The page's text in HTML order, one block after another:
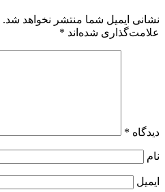
نشانی ایمیل شما منتشر نخواهد شد.
علامت‌گذاری شده‌اند *
دیدگاه *
نام
ایمیل